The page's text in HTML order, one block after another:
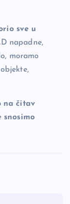
sve u
napadne,
moramo
na čitav
snosimo